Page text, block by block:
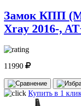
Замок КПП
Xray 2016-,
11990
Купить в 1